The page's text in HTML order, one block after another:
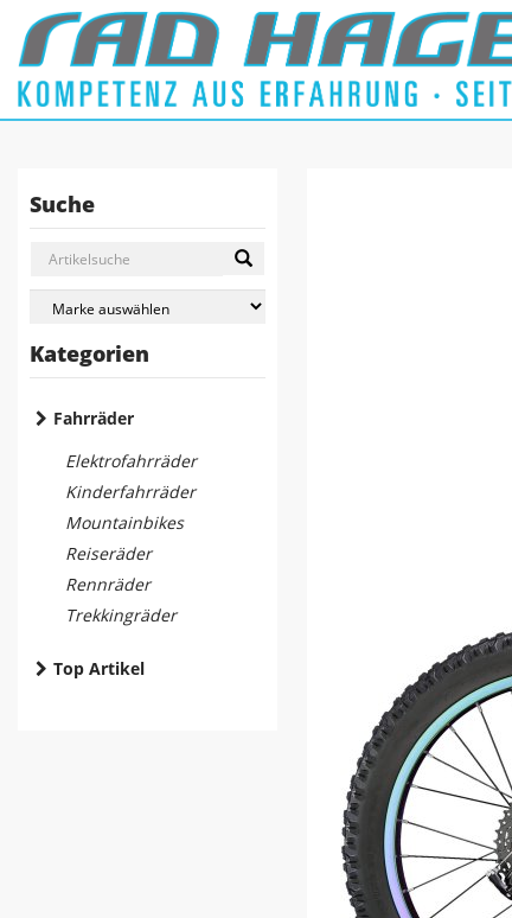
Suche
Kategorien
Fahrräder
Elektrofahrräder
Kinderfahrräder
Mountainbikes
Reiseräder
Rennräder
Trekkingräder
Top Artikel